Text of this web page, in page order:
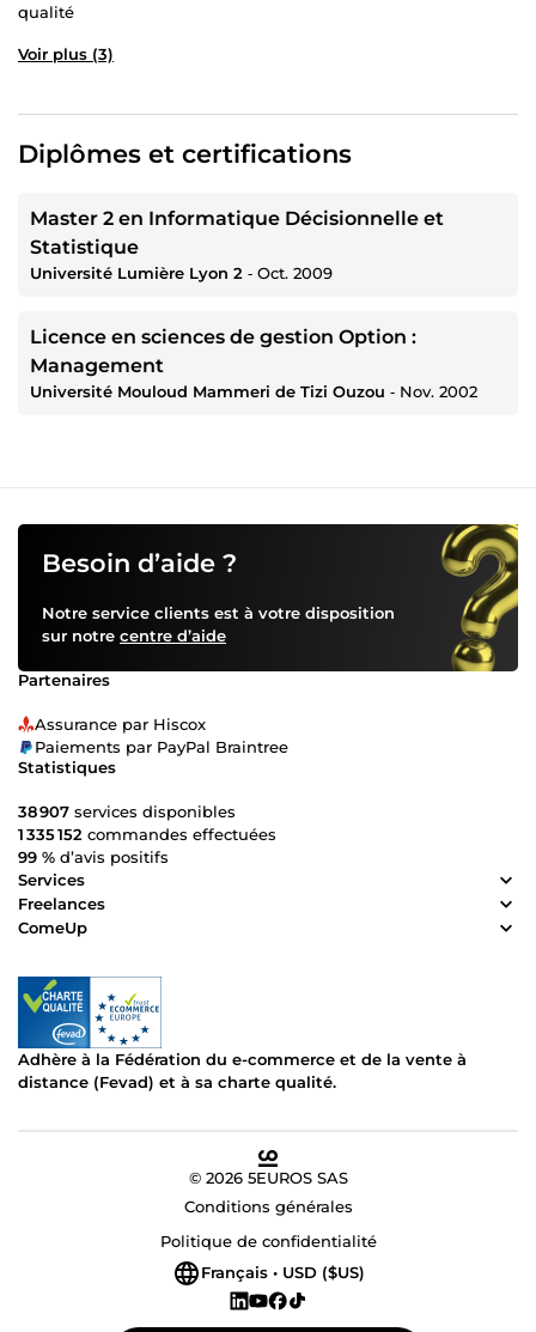
qualité
Voir plus (3)
Diplômes et certifications
Master 2 en Informatique Décisionnelle et
Statistique
Université Lumière Lyon 2 ‐ Oct. 2009
Licence en sciences de gestion Option :
Management
Université Mouloud Mammeri de Tizi Ouzou ‐ Nov. 2002
Besoin d’aide ?
Notre service clients est à votre disposition
sur notre centre d’aide
Partenaires
Assurance par Hiscox
Paiements par PayPal Braintree
Statistiques
38 907 services disponibles
1 335 152 commandes effectuées
99 % d’avis positifs
Services
Freelances
ComeUp
Adhère à la Fédération du e-commerce et de la vente à
distance (Fevad) et à sa charte qualité.
© 2026 5EUROS SAS
Conditions générales
Politique de confidentialité
Français • USD ($US)